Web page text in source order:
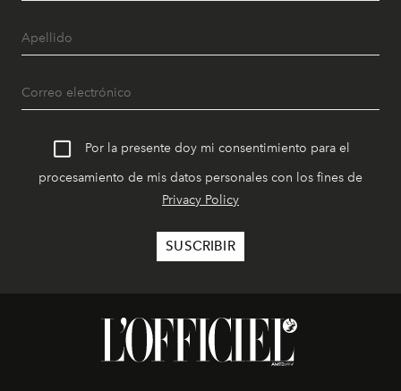
Por la presente doy mi consentimiento para el
procesamiento de mis datos personales con los fines de
Privacy Policy